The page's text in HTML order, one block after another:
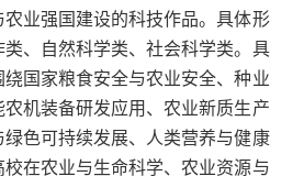
业强国建设的科技作品。具体形
、自然科学类、社会科学类。具
国家粮食安全与农业安全、种业
机装备研发应用、农业新质生产
色可持续发展、人类营养与健康
在农业与生命科学、农业资源与